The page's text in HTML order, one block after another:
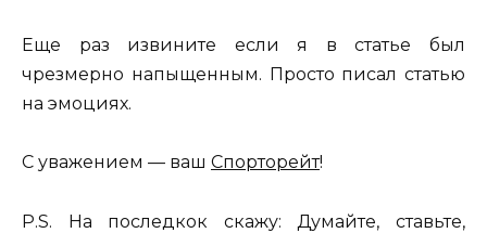
Еще раз извините если я в статье был
чрезмерно напыщенным. Просто писал статью
на эмоциях.
С уважением — ваш Спорторейт!
P.S. На последкок скажу: Думайте, ставьте,